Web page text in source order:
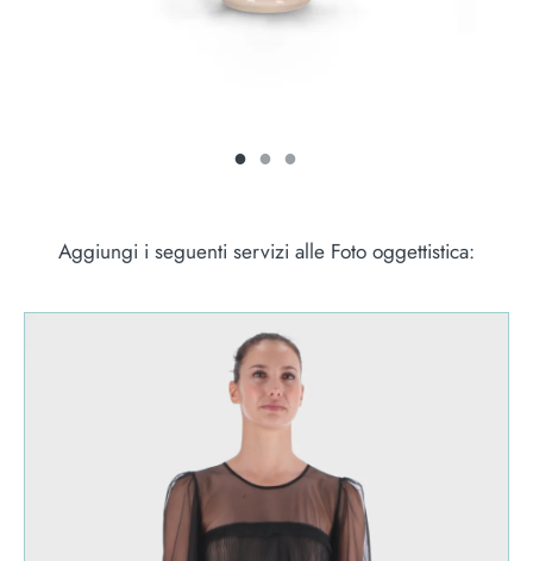
Aggiungi i seguenti servizi alle Foto oggettistica: